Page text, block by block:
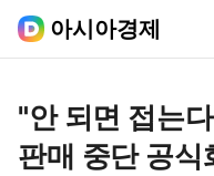
아시아경제
"안 되면 접는
판매 중단 공